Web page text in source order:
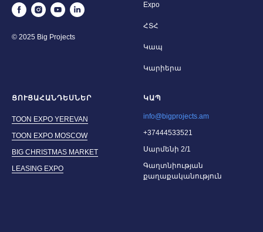
© 2025 Big Projects
Expo
ՀՏՀ
Կապ
Կարիերա
ՑՈՒՑԱՀԱՆԴԵՍՆԵՐ
TOON EXPO YEREVAN
TOON EXPO MOSCOW
BIG CHRISTMAS MARKET
LEASING EXPO
ԿԱՊ
info@bigprojects.am
+37444533521
Սարմենի 2/1
Գաղտնիության
քաղաքականություն